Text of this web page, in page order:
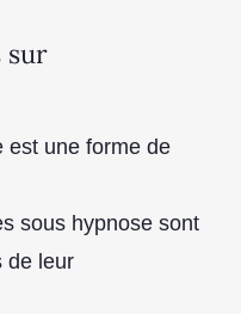
sur
est une forme de
sous hypnose sont
de leur